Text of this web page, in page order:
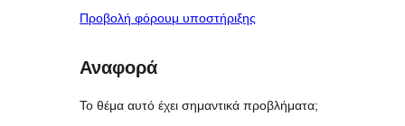
Προβολή φόρουμ υποστήριξης
Αναφορά
Το θέμα αυτό έχει σημαντικά προβλήματα;